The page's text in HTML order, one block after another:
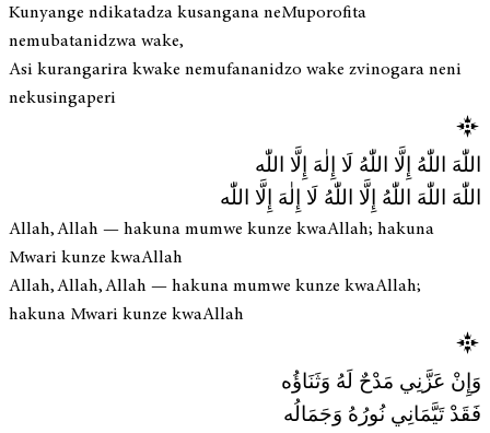
Kunyange ndikatadza kusangana neMuporofita
nemubatanidzwa wake,
Asi kurangarira kwake nemufananidzo wake zvinogara neni
nekusingaperi
اللّٰهَ اللّٰهُ إِلَّا اللّٰهُ لَا إِلٰهَ إِلَّا اللّٰه
اللّٰهَ اللّٰهَ اللّٰهُ إِلَّا اللّٰهُ لَا إِلٰهَ إِلَّا اللّٰه
Allah, Allah — hakuna mumwe kunze kwaAllah; hakuna
Mwari kunze kwaAllah
Allah, Allah, Allah — hakuna mumwe kunze kwaAllah;
hakuna Mwari kunze kwaAllah
وَإِنْ عَزَّنِي مَدْحٌ لَهُ وَثَنَاؤُه
فَقَدْ تَيَّمَانِي نُورُهُ وَجَمَالُه